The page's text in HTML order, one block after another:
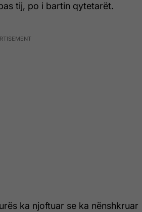
tij, po i bartin qytetarët.
ka njoftuar se ka nënshkruar